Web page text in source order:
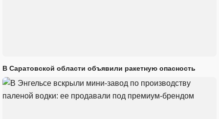
В Саратовской области объявили ракетную опасность